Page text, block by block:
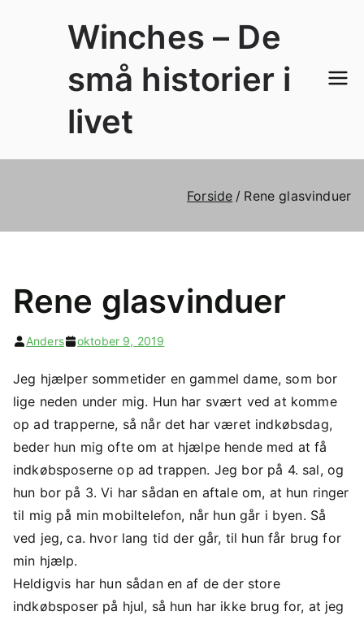
Winches – De
små historier i
livet
Forside Rene glasvinduer
Rene glasvinduer
Anders oktober 9, 2019
Jeg hjælper sommetider en gammel dame, som bor
lige neden under mig. Hun har svært ved at komme
op ad trapperne, så når det har været indkøbsdag,
beder hun mig ofte om at hjælpe hende med at få
indkøbsposerne op ad trappen. Jeg bor på 4. sal, og
hun bor på 3. Vi har sådan en aftale om, at hun ringer
til mig på min mobiltelefon, når hun går i byen. Så
ved jeg, ca. hvor lang tid der går, til hun får brug for
min hjælp.
Heldigvis har hun sådan en af de der store
indkøbsposer på hjul, så hun har ikke brug for, at jeg